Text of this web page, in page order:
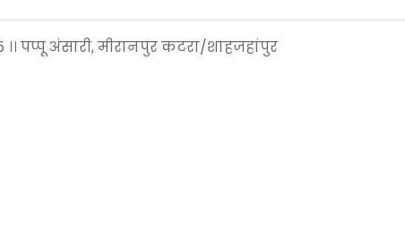
पप्पू अंसारी, मीरानपुर कटरा/शाहजहांपुर